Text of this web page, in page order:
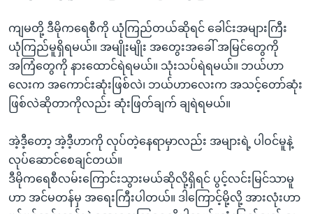
ကျမတို့ ဒီမိုကရေစီကို ယုံကြည်တယ်ဆိုရင် ခေါင်းအများကြီး
ယုံကြည်မူရှိရမယ်။ အမျိုးမျိုး အတွေးအခေါ် အမြင်တွေကို
အကြံတွေကို နားထောင်ရဲရမယ်။ သုံးသပ်ရဲရမယ်။ ဘယ်ဟာ
လေးက အကောင်းဆုံးဖြစ်လဲ၊ ဘယ်ဟာလေးက အသင့်တော်ဆုံး
ဖြစ်လဲဆိုတာကိုလည်း ဆုံးဖြတ်ချက် ချရဲရမယ်။
အဲ့ဒီ့တော့ အဲ့ဒီ့ဟာကို လုပ်တဲ့နေရာမှာလည်း အများရဲ့ ပါဝင်မူနဲ့
လုပ်ဆောင်စေချင်တယ်။
ဒီမိုကရေစီလမ်းကြောင်းသွားမယ်ဆိုလို့ရှိရင် ပွင့်လင်းမြင်သာမူ
ဟာ အင်မတန်မှ အရေးကြီးပါတယ်။ ဒါကြောင့်မို့လို့ အားလုံးဟာ